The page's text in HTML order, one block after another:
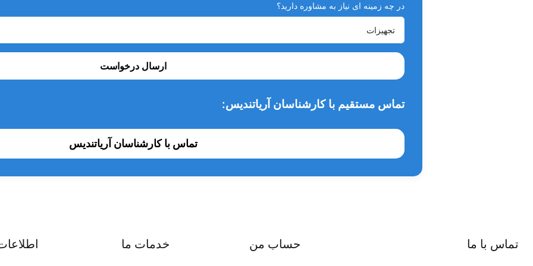
همچنین ساکشن دندانپزشکی دستگاهی است که باعث کاهش خون، بزاق و سایر بقایای تولید شده در طی مراحل دندانپزشکی می‌شود
بتواند عملکرد بهتری داشته باشد و همچنین بیمار نیز احساس راحتی کند.
در چه زمینه ای نیاز به مشاوره دارید؟
ارسال درخواست
تماس مستقیم با کارشناسان آریاتندیس:
تماس با کارشناسان آریاتندیس
تماس با ما حساب من خدمات ما